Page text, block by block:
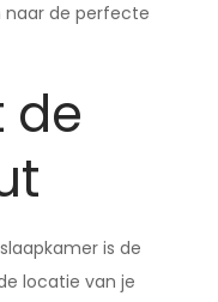
naar de perfecte
de
is de
locatie van je